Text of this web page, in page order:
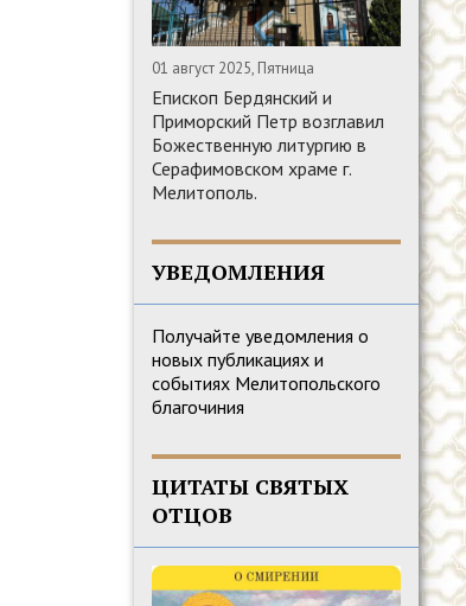
01 август 2025, Пятница
Епископ Бердянский и
Приморский Петр возглавил
Божественную литургию в
Серафимовском храме г.
Мелитополь.
УВЕДОМЛЕНИЯ
Получайте уведомления о
новых публикациях и
событиях Мелитопольского
благочиния
ЦИТАТЫ СВЯТЫХ
ОТЦОВ